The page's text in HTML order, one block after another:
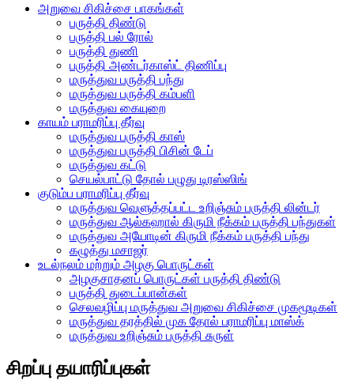
அறுவை சிகிச்சை பாகங்கள்
பருத்தி திண்டு
பருத்தி பல் ரோல்
பருத்தி துணி
பருத்தி அண்டர்காஸ்ட் திணிப்பு
மருத்துவ பருத்தி பந்து
மருத்துவ பருத்தி கம்பளி
மருத்துவ கையுறை
காயம் பராமரிப்பு தீர்வு
மருத்துவ பருத்தி காஸ்
மருத்துவ பருத்தி பிசின் டேப்
மருத்துவ கட்டு
செயல்பாட்டு தோல் பழுது டிரஸ்ஸிங்
குடும்ப பராமரிப்பு தீர்வு
மருத்துவ வெளுத்தப்பட்ட உறிஞ்சும் பருத்தி லின்டர்
மருத்துவ ஆல்கஹால் கிருமி நீக்கம் பருத்தி பந்துகள்
மருத்துவ அயோடின் கிருமி நீக்கம் பருத்தி பந்து
கழுத்து மசாஜர்
உடல்நலம் மற்றும் அழகு பொருட்கள்
அழகுசாதனப் பொருட்கள் பருத்தி திண்டு
பருத்தி துடைப்பான்கள்
செலவழிப்பு மருத்துவ அறுவை சிகிச்சை முகமூடிகள்
மருத்துவ தரத்தில் முக தோல் பராமரிப்பு மாஸ்க்
மருத்துவ உறிஞ்சும் பருத்தி சுருள்
சிறப்பு தயாரிப்புகள்